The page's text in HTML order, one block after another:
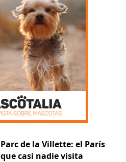
Parc de la Villette: el París
que casi nadie visita